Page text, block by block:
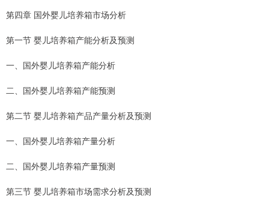
第四章 国外婴儿培养箱市场分析
第一节 婴儿培养箱产能分析及预测
一、国外婴儿培养箱产能分析
二、国外婴儿培养箱产能预测
第二节 婴儿培养箱产品产量分析及预测
一、国外婴儿培养箱产量分析
二、国外婴儿培养箱产量预测
第三节 婴儿培养箱市场需求分析及预测